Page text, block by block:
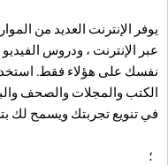
يوفر الإنترنت العديد من
عبر الإنترنت ، ودروس
نفسك على هؤلاء فقط.
الكتب والمجلات والصحف
في تنويع تجربتك ويسمح لك
؛